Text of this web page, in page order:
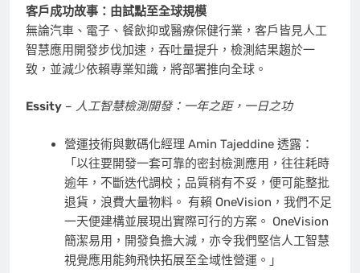
客戶成功故事：由試點至全球規模
無論汽車、電子、餐飲抑或醫療保健行業，客戶皆見人工
智慧應用開發步伐加速，吞吐量提升，檢測結果趨於一
致，並減少依賴專業知識，將部署推向全球。
Essity – 人工智慧檢測開發：一年之距，一日之功
營運技術與數碼化經理 Amin Tajeddine 透露：
「以往要開發一套可靠的密封檢測應用，往往耗時
逾年，不斷迭代調校；品質稍有不妥，便可能整批
退貨，浪費大量物料。 有賴 OneVision，我們不足
一天便建構並展現出實際可行的方案。 OneVision
簡潔易用，開發負擔大減，亦令我們堅信人工智慧
視覺應用能夠飛快拓展至全域性營運。」